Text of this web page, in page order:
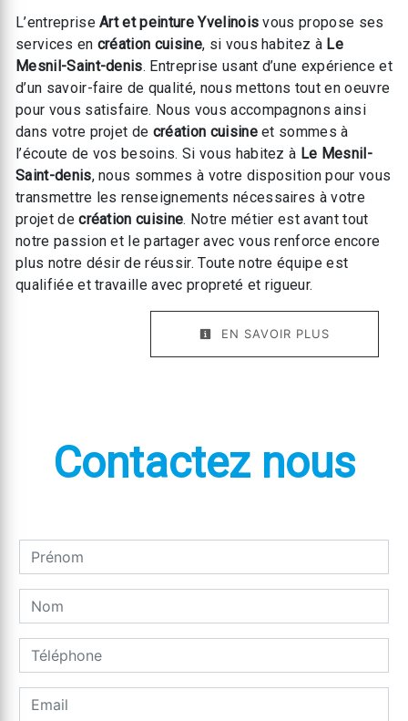
L’entrepriseArt et peinture Yvelinois vous propose ses
services en création cuisine, si vous habitez à Le
Mesnil-Saint-denis. Entreprise usant d’une expérience et
d’un savoir-faire de qualité, nous mettons tout en oeuvre
pour vous satisfaire. Nous vous accompagnons ainsi
dans votre projet de création cuisineet sommes à
l’écoute de vos besoins. Si vous habitez à Le Mesnil-
Saint-denis, nous sommes à votre disposition pour vous
transmettre les renseignements nécessaires à votre
projet decréation cuisine. Notre métier est avant tout
notre passion et le partager avec vous renforce encore
plus notre désir de réussir. Toute notre équipe est
qualifiée et travaille avec propreté et rigueur.
EN SAVOIR PLUS
Contactez nous